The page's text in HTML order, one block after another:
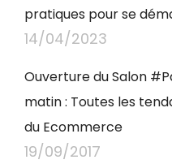
pratiques pour se
14/04/2023
Ouverture du Salon
matin : Toutes les
du Ecommerce
19/09/2017